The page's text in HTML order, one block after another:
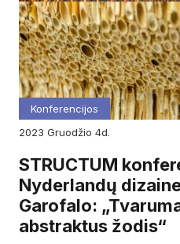
Konferencijos
2023
gruodžio 4d.
STRUCTUM
Nyderlandų
Garofalo:
abstraktus žodis“